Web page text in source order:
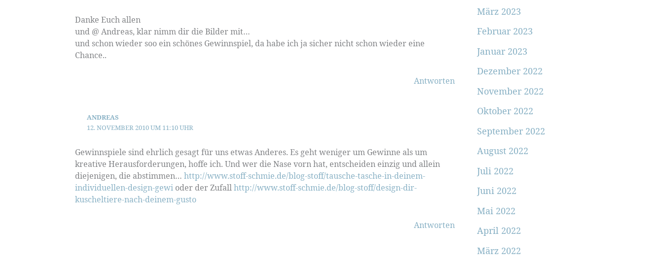
Danke Euch allen
und @ Andreas, klar nimm dir die Bilder mit…
und schon wieder soo ein schönes Gewinnspiel, da habe ich ja sicher nicht schon wieder eine
Chance..
Antworten
ANDREAS
12. NOVEMBER 2010 UM 11:10 UHR
Gewinnspiele sind ehrlich gesagt für uns etwas Anderes. Es geht weniger um Gewinne als um
kreative Herausforderungen, hoffe ich. Und wer die Nase vorn hat, entscheiden einzig und allein
diejenigen, die abstimmen… http://www.stoff-schmie.de/blog-stoff/tausche-tasche-in-deinem-
individuellen-design-gewi oder der Zufallhttp://www.stoff-schmie.de/blog-stoff/design-dir-
kuscheltiere-nach-deinem-gusto
Antworten
März 2023
Februar 2023
Januar 2023
Dezember 2022
November 2022
Oktober 2022
September 2022
August 2022
Juli 2022
Juni 2022
Mai 2022
April 2022
März 2022